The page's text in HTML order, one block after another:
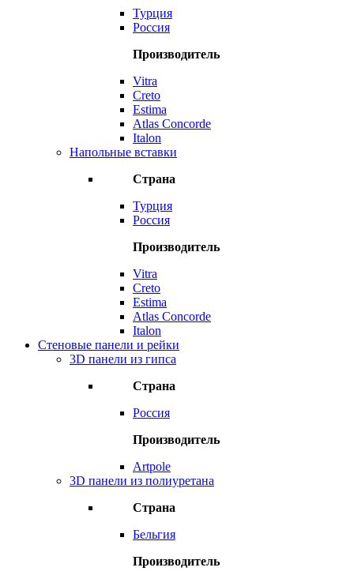
Турция
Россия
Производитель
Vitra
Creto
Estima
Atlas Concorde
Italon
Напольные вставки
Страна
Турция
Россия
Производитель
Vitra
Creto
Estima
Atlas Concorde
Italon
Стеновые панели и рейки
3D панели из гипса
Страна
Россия
Производитель
Artpole
3D панели из полиуретана
Страна
Бельгия
Производитель